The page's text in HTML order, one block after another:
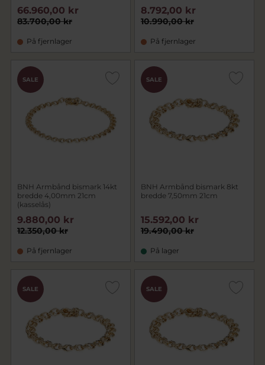
83.700,00 kr
66.960,00 kr
På fjernlager
10.990,00 kr
8.792,00 kr
På fjernlager
SALE
BNH Armbånd bismark 14kt
bredde 4,00mm 21cm
(kasselås)
12.350,00 kr
9.880,00 kr
På fjernlager
SALE
BNH Armbånd bismark 8kt
bredde 7,50mm 21cm
19.490,00 kr
15.592,00 kr
På lager
SALE SALE